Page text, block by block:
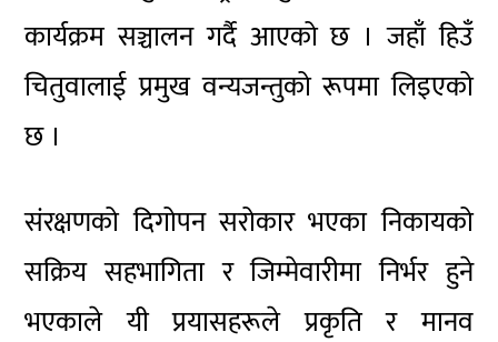
कार्यक्रम सञ्चालन गर्दै आएको छ । जहाँ हिउँ
चितुवालाई प्रमुख वन्यजन्तुको रूपमा लिइएको
छ ।
संरक्षणको दिगोपन सरोकार भएका निकायको
सक्रिय सहभागिता र जिम्मेवारीमा निर्भर हुने
भएकाले यी प्रयासहरूले प्रकृति र मानव